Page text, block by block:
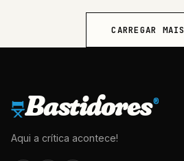
CARREGAR MAIS
Bastidores®
Aqui a crítica acontece!